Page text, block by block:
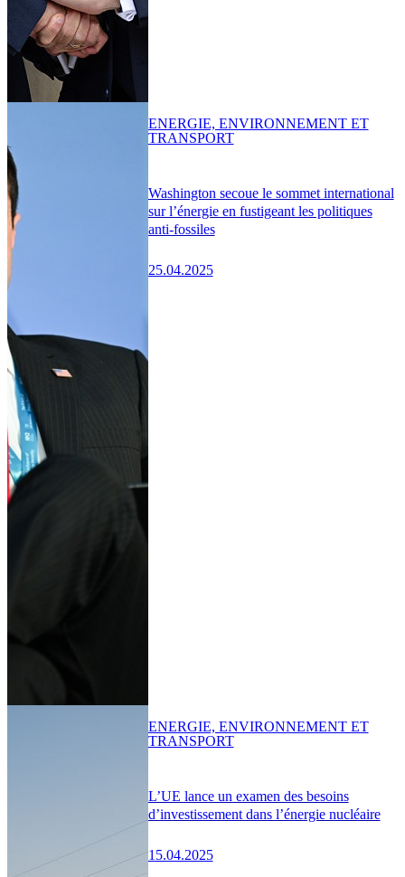
Washington secoue le sommet international
sur l’énergie en fustigeant les politiques
anti-fossiles
25.04.2025
ENERGIE, ENVIRONNEMENT ET
TRANSPORT
L’UE lance un examen des besoins
d’investissement dans l’énergie nucléaire
15.04.2025
ENERGIE, ENVIRONNEMENT ET
TRANSPORT